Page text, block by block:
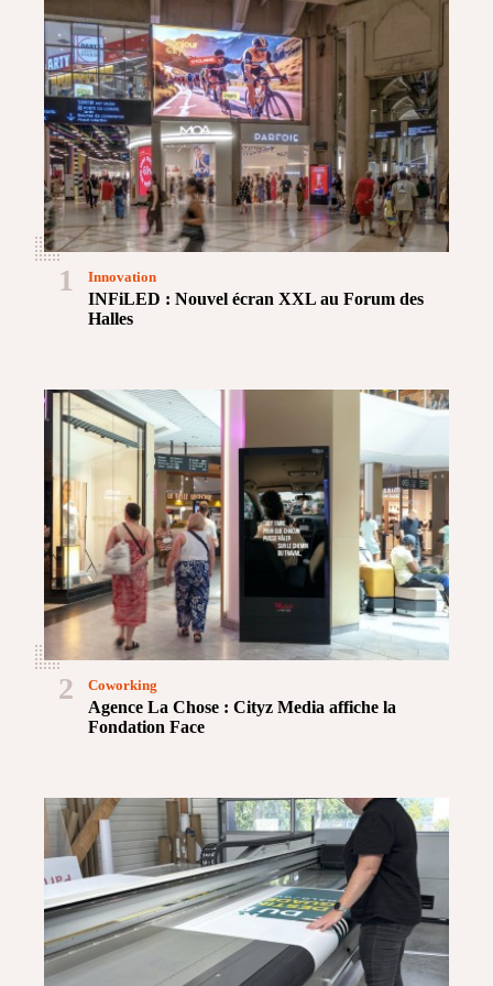
1
INFiLED : Nouvel écran XXL au Forum des
Halles
Innovation
2
Agence La Chose : Cityz Media affiche la
Fondation Face
Coworking